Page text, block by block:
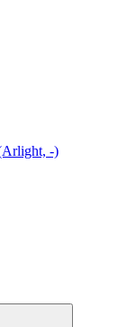
-)